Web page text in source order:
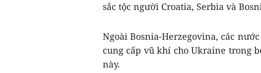
sắc tộc người Croatia, Serbia và
Ngoài Bosnia-Herzegovina, các
cung cấp vũ khí cho Ukraine trong
này.